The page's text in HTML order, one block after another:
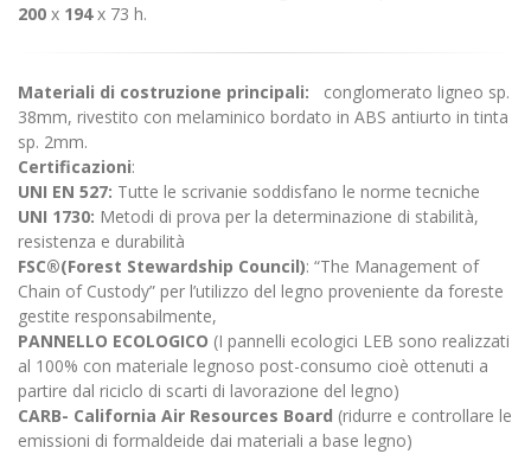
200 x 194x 73 h.
Materiali di costruzione principali:
conglomerato ligneo sp.
38mm, rivestito con melaminico bordato in ABS antiurto in tinta
sp. 2mm.
Certificazioni:
UNI EN 527: Tutte le scrivanie soddisfano le norme tecniche
UNI 1730: Metodi di prova per la determinazione di stabilità,
resistenza e durabilità
FSC®(Forest Stewardship Council): “The Management of
Chain of Custody” per l’utilizzo del legno proveniente da foreste
gestite responsabilmente,
PANNELLO ECOLOGICO (I pannelli ecologici LEB sono realizzati
al 100% con materiale legnoso post-consumo cioè ottenuti a
partire dal riciclo di scarti di lavorazione del legno)
CARB- California Air Resources Board (ridurre e controllare le
emissioni di formaldeide dai materiali a base legno)